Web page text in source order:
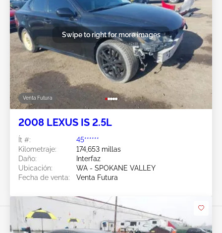
Venta Futura
Swipe to right for more images
2008 LEXUS IS 2.5L
Ít #:
45******
Kilometraje:
174,653 millas
Daño:
Interfaz
Ubicación:
WA - SPOKANE VALLEY
Fecha de venta:
Venta Futura